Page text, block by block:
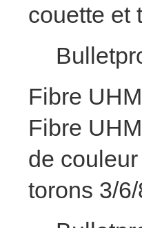
couette et
Fibre
Fibre
de
torons 3/